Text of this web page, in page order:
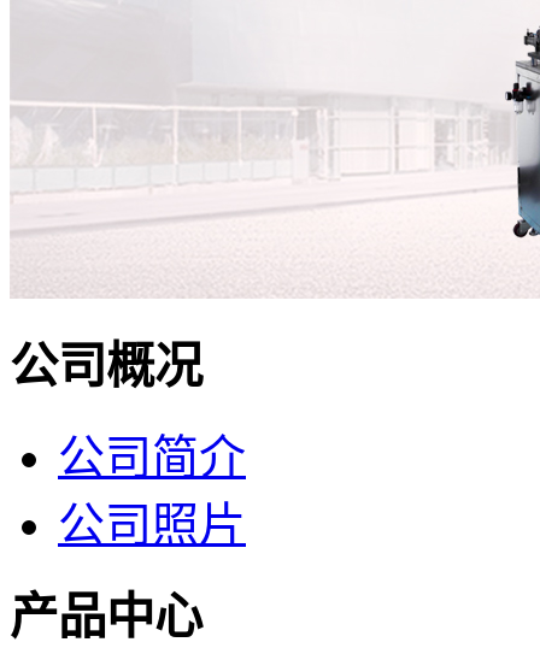
公司概况
公司简介
公司照片
产品中心